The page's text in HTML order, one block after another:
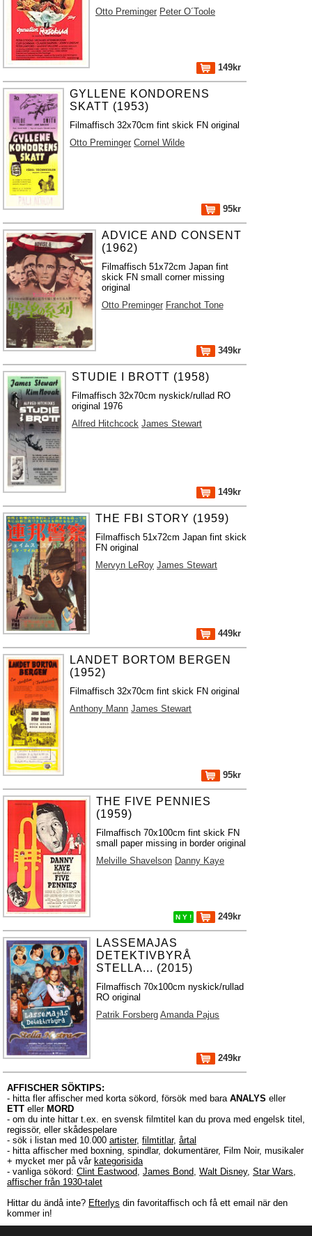
Otto Preminger Peter O´Toole
149kr
GYLLENE KONDORENS
SKATT (1953)
Filmaffisch 32x70cm fint skick FN original
Otto Preminger Cornel Wilde
95kr
ADVICE AND CONSENT
(1962)
Filmaffisch 51x72cm Japan fint
skick FN small corner missing
original
Otto Preminger Franchot Tone
349kr
STUDIE I BROTT (1958)
Filmaffisch 32x70cm nyskick/rullad RO
original 1976
Alfred Hitchcock James Stewart
149kr
THE FBI STORY (1959)
Filmaffisch 51x72cm Japan fint skick
FN original
Mervyn LeRoy James Stewart
449kr
LANDET BORTOM BERGEN
(1952)
Filmaffisch 32x70cm fint skick FN original
Anthony Mann James Stewart
95kr
THE FIVE PENNIES
(1959)
Filmaffisch 70x100cm fint skick FN
small paper missing in border original
Melville Shavelson Danny Kaye
N Y ! 249kr
LASSEMAJAS
DETEKTIVBYRÅ
STELLA... (2015)
Filmaffisch 70x100cm nyskick/rullad
RO original
Patrik Forsberg Amanda Pajus
249kr
AFFISCHER SÖKTIPS:
- hitta fler affischer med korta sökord, försök med bara ANALYS eller
ETT eller MORD
- om du inte hittar t.ex. en svensk filmtitel kan du prova med engelsk titel,
regissör, eller skådespelare
- sök i listan med 10.000 artister, filmtitlar, årtal
- hitta affischer med boxning, spindlar, dokumentärer, Film Noir, musikaler
+ mycket mer på vår kategorisida
- vanliga sökord: Clint Eastwood, James Bond, Walt Disney, Star Wars,
affischer från 1930-talet
Hittar du ändå inte? Efterlys din favoritaffisch och få ett email när den
kommer in!